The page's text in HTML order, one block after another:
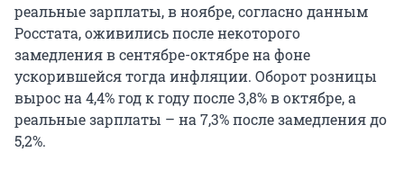
реальные зарплаты, в ноябре, согласно данным
Росстата, оживились после некоторого
замедления в сентябре-октябре на фоне
ускорившейся тогда инфляции. Оборот розницы
вырос на 4,4% год к году после 3,8% в октябре, а
реальные зарплаты – на 7,3% после замедления до
5,2%.